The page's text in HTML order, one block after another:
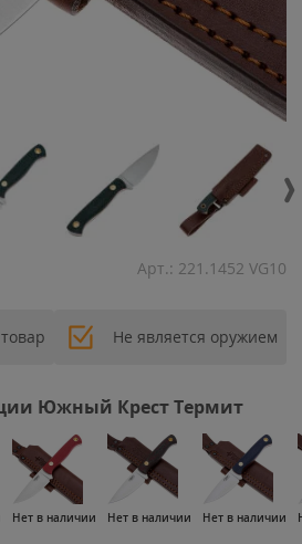
Арт.: 221.1452 VG10
Не является оружием
Южный Крест Термит
Нет в наличии Нет в наличии Нет в наличии